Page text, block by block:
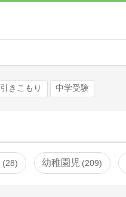
引きこもり 中学受験
28 幼稚園児 209